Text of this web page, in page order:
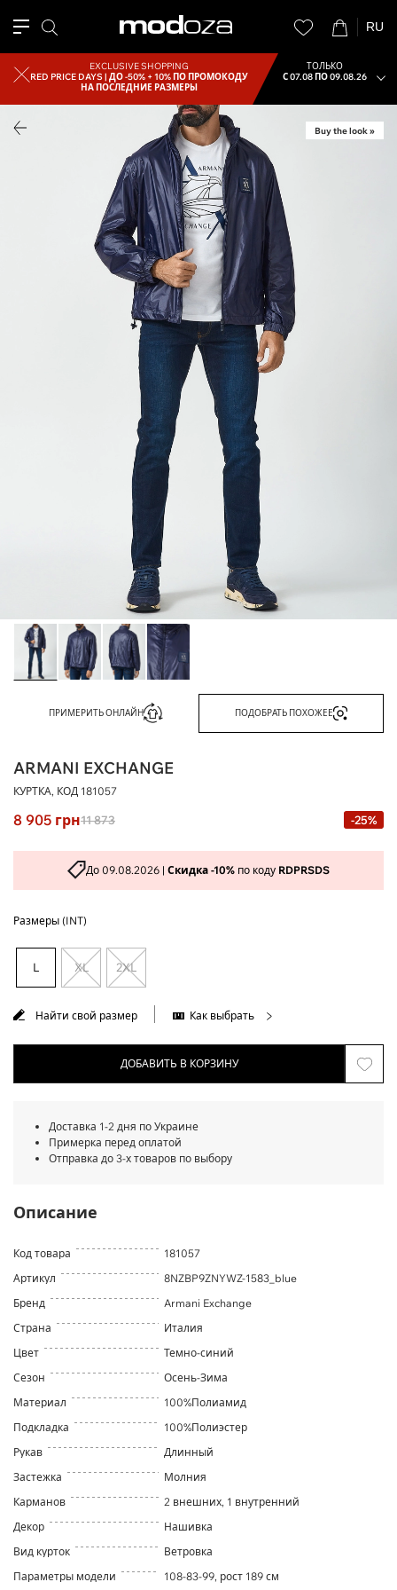
RU
EXCLUSIVE SHOPPING
RED PRICE DAYS |ДО -50% + 10% ПО ПРОМОКОДУ
НА ПОСЛЕДНИЕ РАЗМЕРЫ
ТОЛЬКО
С 07.08 ПО 09.08.26
Buy the look »
ПРИМЕРИТЬ ОНЛАЙН ПОДОБРАТЬ ПОХОЖЕЕ
ARMANI EXCHANGE
КУРТКА, КОД 181057
8 905 грн11 873 -25%
До 09.08.2026 | Скидка -10% по коду RDPRSDS
Размеры (INT)
L XL 2XL
Найти свой размер Как выбрать
ДОБАВИТЬ В КОРЗИНУ
Доставка 1-2 дня по Украине
Примерка перед оплатой
Отправка до 3-х товаров по выбору
Описание
Код товара
181057
Артикул
8NZBP9ZNYWZ-1583_blue
Бренд
Armani Exchange
Страна
Италия
Цвет
Темно-синий
Сезон
Осень-Зима
Материал
100%Полиамид
Подкладка
100%Полиэстер
Рукав
Длинный
Застежка
Молния
Карманов
2 внешних, 1 внутренний
Декор
Нашивка
Вид курток
Ветровка
Параметры модели
108-83-99, рост 189 см